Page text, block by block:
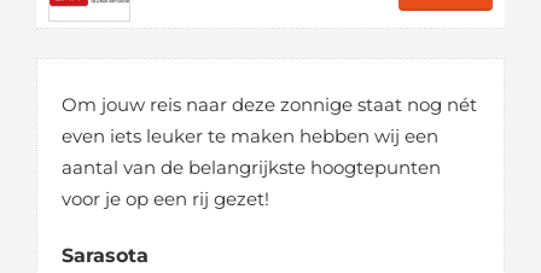
Om jouw reis naar deze zonnige staat nog nét
even iets leuker te maken hebben wij een
aantal van de belangrijkste hoogtepunten
voor je op een rij gezet!
Sarasota